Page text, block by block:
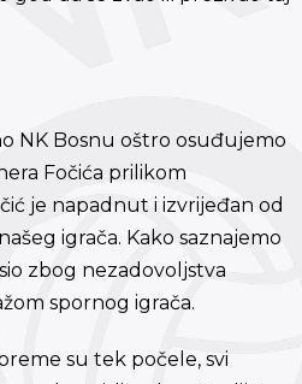
NK Bosnu oštro osuđujemo
Fočića prilikom
je napadnut i izvrijeđan od
igrača. Kako saznajemo
zbog nezadovoljstva
spornog igrača.
su tek počele, svi